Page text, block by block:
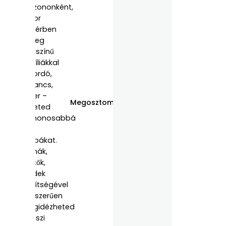
szezononként,
akkor
beltérben
meleg
földszínű
textíliákkal
– bordó,
narancs,
okker –
teheted
otthonosabbá
szobákat.
Párnák,
terítők,
plédek
segítségével
egyszerűen
megidézheted
az őszi
Megosztom: